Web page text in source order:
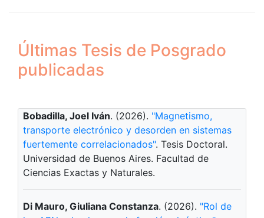
y Naturales. Subsecretaría de Comunicación;
Últimas Tesis de Posgrado
publicadas
Bobadilla, Joel Iván. (2026). "Magnetismo,
transporte electrónico y desorden en sistemas
fuertemente correlacionados". Tesis Doctoral.
Universidad de Buenos Aires. Facultad de
Ciencias Exactas y Naturales.
Di Mauro, Giuliana Constanza. (2026). "Rol de